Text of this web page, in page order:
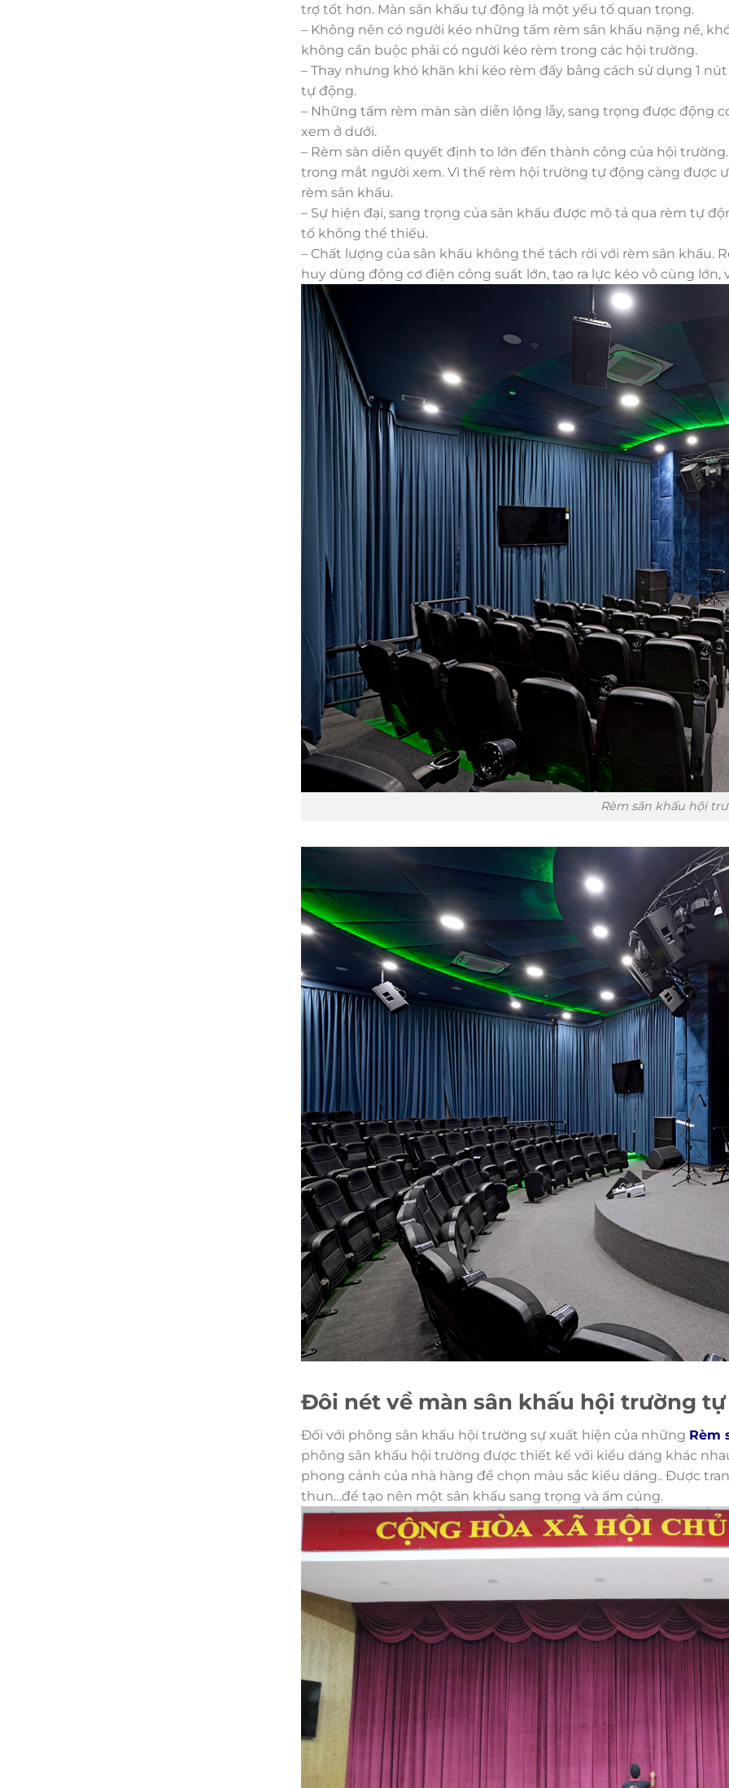
trợ tốt hơn. Màn sân khấu tự động là một yếu tố quan trọng.
– Không nên cóngười kéo những tấm rèm sân khấu nặng nề,
không cần buộc phải cóngười kéo rèm trong các hội trường.
– Thay nhưng khó khăn khi kéo rèm đấybằng cách sử dụng 1 nút
tự động.
– Những tấm rèm màn sàn diễn lộng lẫy, sang trọng được động
xem ở dưới.
– Rèm sàn diễn quyết định to lớn đến thành công của hội
trong mắt người xem. Vì thế rèm hội trường tự động càng được
rèm sân khấu.
– Sự hiện đại, sang trọng của sân khấu được mô tả qua rèm tự
tố không thể thiếu.
– Chất lượng của sân khấu không thể tách rời với rèm sân khấu.
huy dùng động cơ điện công suất lớn, tạo ra lực kéo vô cùng lớn,
Rèm sân khấu hội
Đôi nét về màn sân khấu hội trường
Đối với phông sân khấu hội trường sự xuất hiện của những Rèm
phông sân khấu hội trường được thiết kế với kiểu dáng khác
phong cảnh của nhà hàng để chọn màu sắc kiểu dáng.. Được
thun…để tạo nên một sân khấu sang trọng và ấm cúng.